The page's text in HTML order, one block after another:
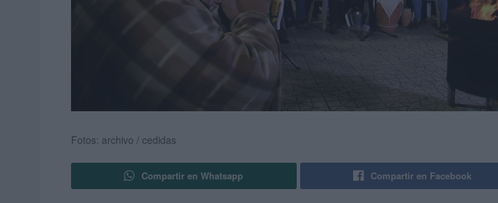
Fotos: archivo / cedidas
Compartir en Whatsapp Compartir en Facebook